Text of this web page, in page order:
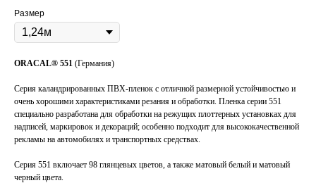
Размер
ORACAL® 551 (Германия)
Серия каландрированных ПВХ-пленок с отличной размерной устойчивостью и
очень хорошими характеристиками резания и обработки. Пленка серии 551
специально разработана для обработки на режущих плоттерных установках для
надписей, маркировок и декораций; особенно подходит для высококачественной
рекламы на автомобилях и транспортных средствах.
Серия 551 включает 98 глянцевых цветов, а также матовый белый и матовый
черный цвета.